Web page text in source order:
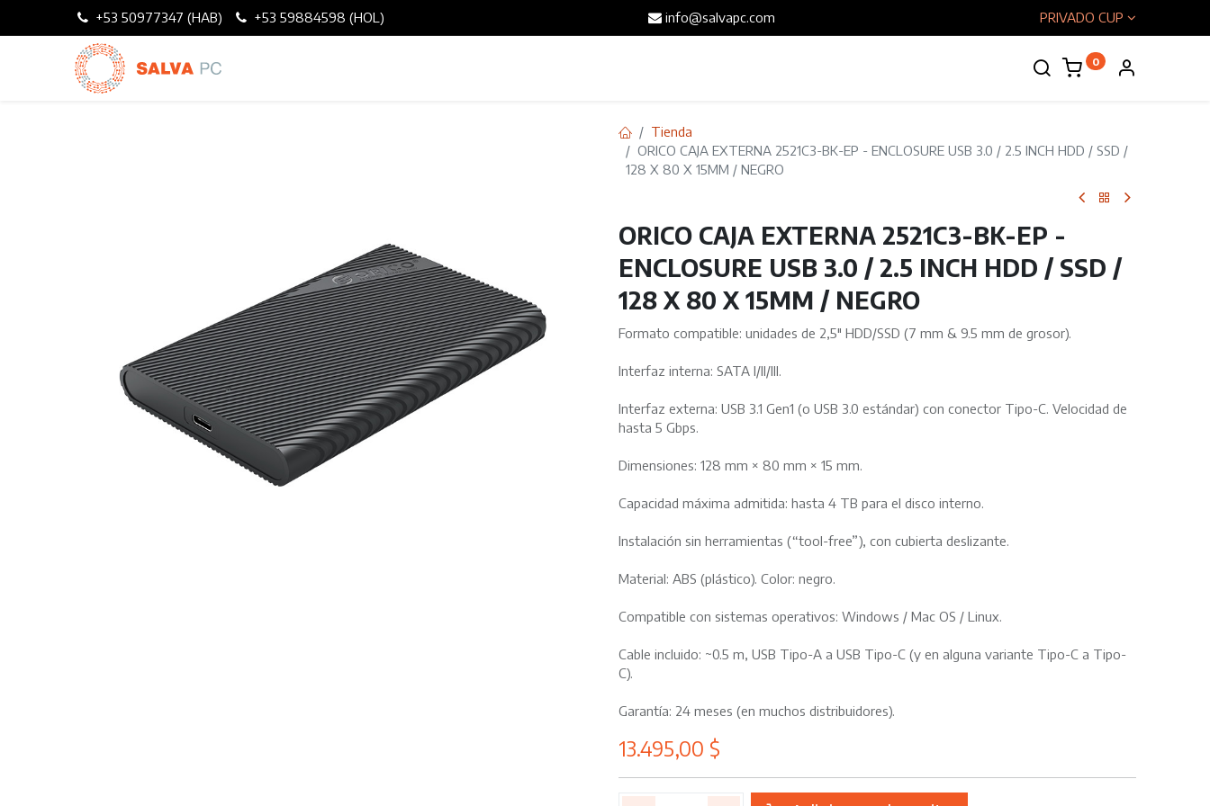
+53 50977347 (HAB) +53 59884598 (HOL) info@salvapc.com PRIVADO CUP
0
Tienda
ORICO CAJA EXTERNA 2521C3-BK-EP - ENCLOSURE USB 3.0 / 2.5 INCH HDD / SSD /
128 X 80 X 15MM / NEGRO
ORICO CAJA EXTERNA 2521C3-BK-EP -
ENCLOSURE USB 3.0 / 2.5 INCH HDD / SSD /
128 X 80 X 15MM / NEGRO
Formato compatible: unidades de 2,5″ HDD/SSD (7 mm & 9.5 mm de grosor).
Interfaz interna: SATA I/II/III.
Interfaz externa: USB 3.1 Gen1 (o USB 3.0 estándar) con conector Tipo-C. Velocidad de
hasta 5 Gbps.
Dimensiones: 128 mm × 80 mm × 15 mm.
Capacidad máxima admitida: hasta 4 TB para el disco interno.
Instalación sin herramientas (“tool-free”), con cubierta deslizante.
Material: ABS (plástico). Color: negro.
Compatible con sistemas operativos: Windows / Mac OS / Linux.
Cable incluido: ~0.5 m, USB Tipo-A a USB Tipo-C (y en alguna variante Tipo-C a Tipo-
C).
Garantía: 24 meses (en muchos distribuidores).
13.495,00 $